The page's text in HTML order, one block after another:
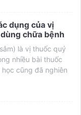
dụng của vị
chữa bệnh
là vị thuốc quý
nhiều bài thuốc
cũng đã nghiên